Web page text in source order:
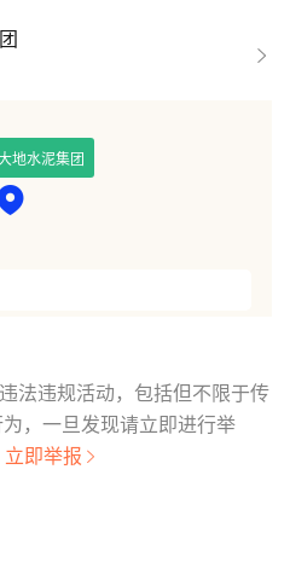
地水泥集团
号
法违规活动，包括但不限于传
，一旦发现请立即进行举
立即举报